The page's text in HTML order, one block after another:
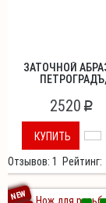
ЗАТОЧНОЙ
ПЕТРОГРАДЪ,
2520 p
КУПИТЬ
Отзывов: 1
Рейтинг:
NEW